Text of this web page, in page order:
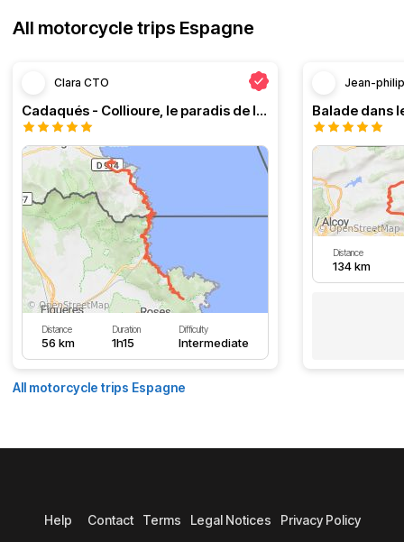
All motorcycle trips Espagne
Clara CTO
Cadaqués - Collioure, le paradis de la moto
Distance
56 km
Duration
1h15
Difficulty
Intermediate
Jean-
Distance
134 km
All motorcycle trips Espagne
Help Contact Terms Legal Notices Privacy Policy